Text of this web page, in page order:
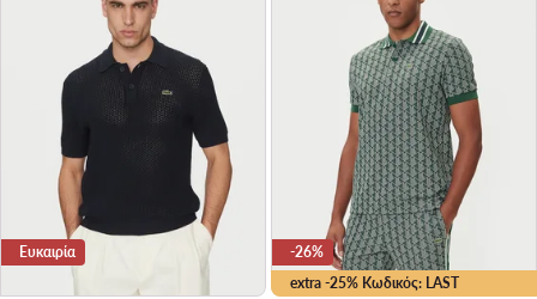
Ευκαιρία
extra -25% Κωδικός: LAST
-26%